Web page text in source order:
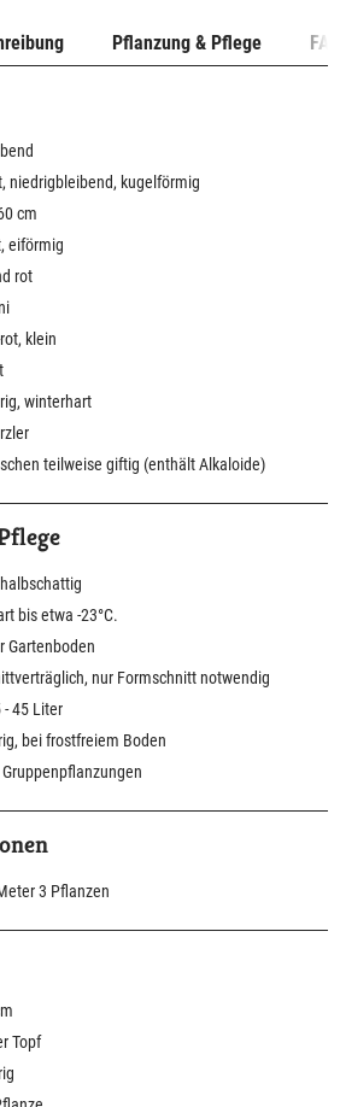
Pflanzung & Pflege
niedrigbleibend, kugelförmig
cm
eiförmig
rot
klein
winterhart
teilweise giftig (enthält Alkaloide)
bis etwa -23°C.
Gartenboden
nur Formschnitt notwendig
- 45 Liter
bei frostfreiem Boden
3 Pflanzen
Topf